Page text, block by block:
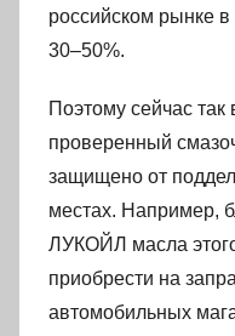
российском рынке в
30–50%.
Поэтому сейчас так
проверенный
защищено от
местах. Например,
ЛУКОЙЛ масла
приобрести на
автомобильных